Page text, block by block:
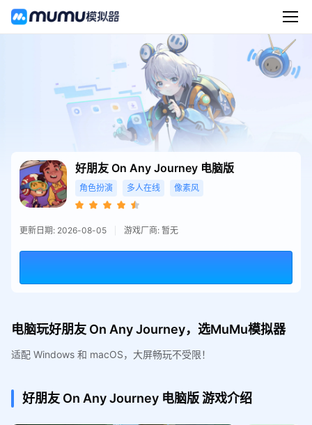
好朋友 On Any Journey 电脑版
角色扮演 多人在线 像素风
更新日期: 2026-08-05 游戏厂商: 暂无
电脑玩好朋友 On Any Journey，选MuMu模拟器
适配 Windows 和 macOS，大屏畅玩不受限！
好朋友 On Any Journey 电脑版游戏介绍